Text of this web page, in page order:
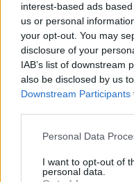
interest-based ads
us or personal
your opt-out. You may
disclosure of your
IAB’s list of downstream
also be disclosed by us
Downstream Participants
Personal Data
I want to opt-out of
personal data.